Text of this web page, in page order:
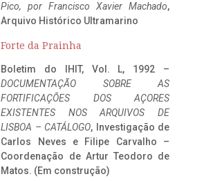
Pico, por Francisco Xavier Machado,
Arquivo Histórico Ultramarino
Forte da Prainha
Boletim do IHIT, Vol. L, 1992 –
DOCUMENTAÇÃO SOBRE AS
FORTIFICAÇÕES DOS AÇORES
EXISTENTES NOS ARQUIVOS DE
LISBOA – CATÁLOGO, Investigação de
Carlos Neves e Filipe Carvalho –
Coordenação de Artur Teodoro de
Matos. (Em construção)